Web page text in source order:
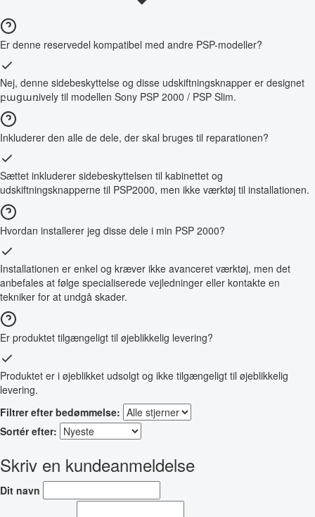
Er denne reservedel kompatibel med andre PSP-modeller?
Nej, denne sidebeskyttelse og disse udskiftningsknapper er designet
բացառively til modellen Sony PSP 2000 / PSP Slim.
Inkluderer den alle de dele, der skal bruges til reparationen?
Sættet inkluderer sidebeskyttelsen til kabinettet og
udskiftningsknapperne til PSP2000, men ikke værktøj til installationen.
Hvordan installerer jeg disse dele i min PSP 2000?
Installationen er enkel og kræver ikke avanceret værktøj, men det
anbefales at følge specialiserede vejledninger eller kontakte en
tekniker for at undgå skader.
Er produktet tilgængeligt til øjeblikkelig levering?
Produktet er i øjeblikket udsolgt og ikke tilgængeligt til øjeblikkelig
levering.
Filtrer efter bedømmelse:
Sortér efter:
Skriv en kundeanmeldelse
Dit navn